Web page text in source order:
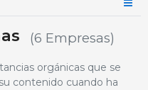
(6 Empresas)
orgánicas que se
contenido cuando ha